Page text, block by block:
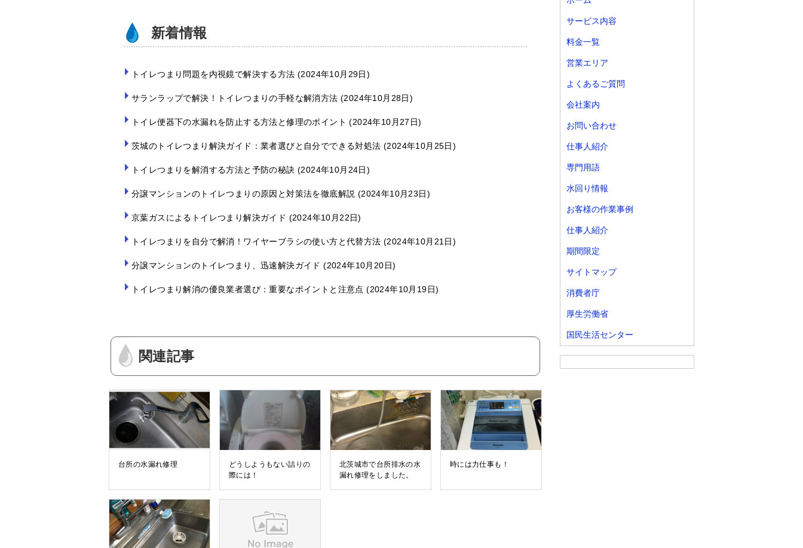
新着情報
トイレつまり問題を内視鏡で解決する方法 2024年10月29日
サランラップで解決！トイレつまりの手軽な解消方法 2024年10月28日
トイレ便器下の水漏れを防止する方法と修理のポイント 2024年10月27日
茨城のトイレつまり解決ガイド：業者選びと自分でできる対処法 2024年10月25日
トイレつまりを解消する方法と予防の秘訣 2024年10月24日
分譲マンションのトイレつまりの原因と対策法を徹底解説 2024年10月23日
京葉ガスによるトイレつまり解決ガイド 2024年10月22日
トイレつまりを自分で解消！ワイヤーブラシの使い方と代替方法 2024年10月21日
分譲マンションのトイレつまり、迅速解決ガイド 2024年10月20日
トイレつまり解消の優良業者選び：重要なポイントと注意点 2024年10月19日
関連記事
台所の水漏れ修理
どうしようもない詰りの
際には！
北茨城市で台所排水の水
漏れ修理をしました。
時には力仕事も！
サービス内容
料金一覧
営業エリア
よくあるご質問
会社案内
お問い合わせ
仕事人紹介
専門用語
水回り情報
お客様の作業事例
仕事人紹介
期間限定
サイトマップ
消費者庁
厚生労働省
国民生活センター